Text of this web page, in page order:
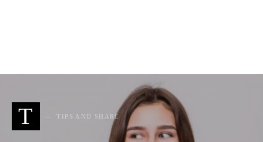
T TIPS AND SHARE